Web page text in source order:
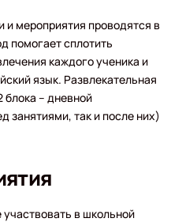
мероприятия проводятся в
помогает сплотить
каждого ученика и
язык. Развлекательная
блока – дневной
занятиями, так и после них)
в школьной